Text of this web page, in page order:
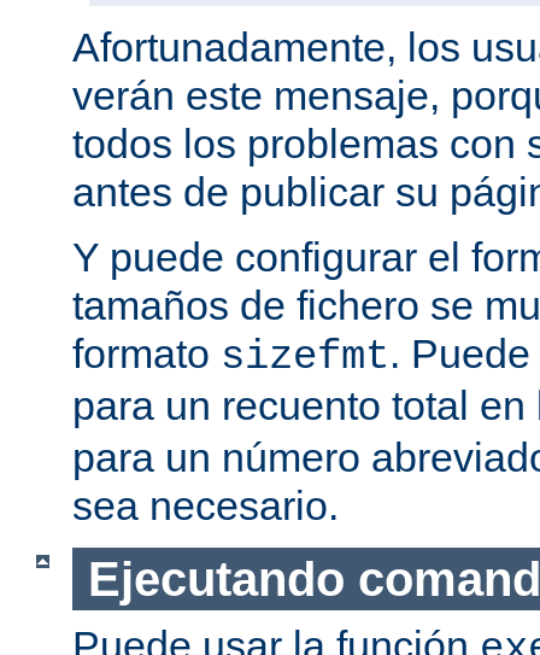
Afortunadamente, los
verán este mensaje,
todos los problemas con
antes de publicar su
Y puede configurar el
tamaños de fichero se
formato sizefmt.
para un recuento total
para un número
sea necesario.
Ejecutando
Puede usar la función